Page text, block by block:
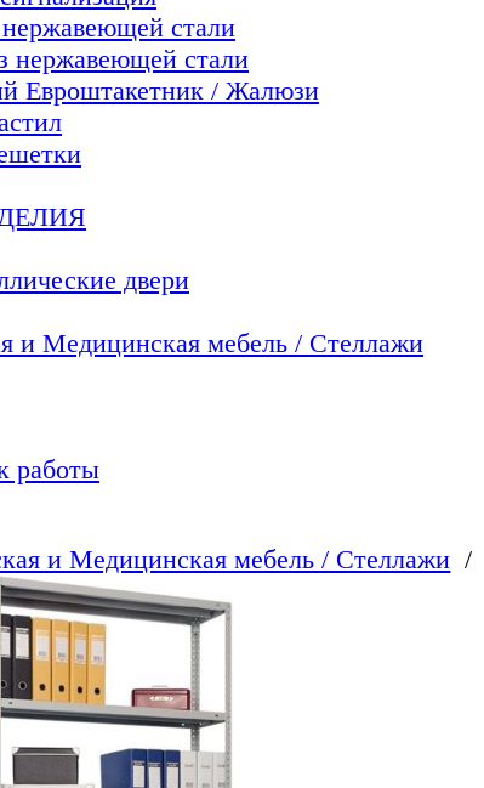
стали
нержавеющей стали
Евроштакетник / Жалюзи
двери
и Медицинская мебель / Стеллажи
работы
и Медицинская мебель / Стеллажи